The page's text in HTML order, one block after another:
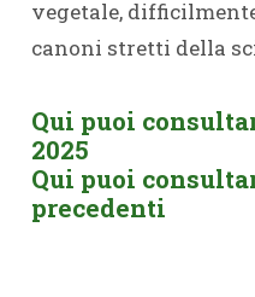
vegetale,
canoni stretti della
Qui puoi
2025
Qui puoi
precedenti